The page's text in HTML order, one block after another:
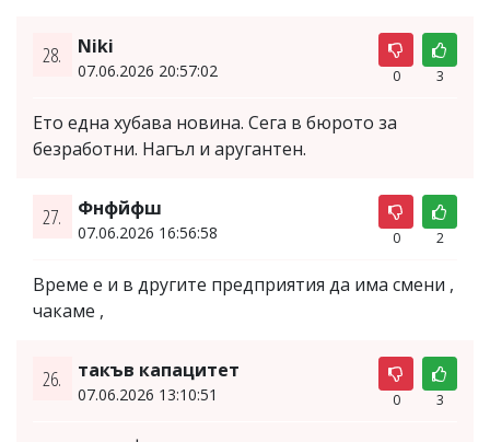
28. Niki
07.06.2026 20:57:02 0 3
Ето една хубава новина. Сега в бюрото за
безработни. Нагъл и аругантен.
27. Фнфйфш
07.06.2026 16:56:58 0 2
Време е и в другите предприятия да има смени ,
чакаме ,
26. такъв капацитет
07.06.2026 13:10:51 0 3